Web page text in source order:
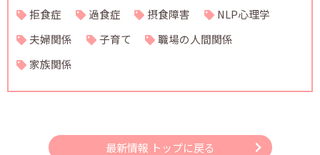
拒食症
過食症 摂食障害
NLP心理学
夫婦関係
子育て
職場の人間関係
家族関係
最新情報 トップに戻る